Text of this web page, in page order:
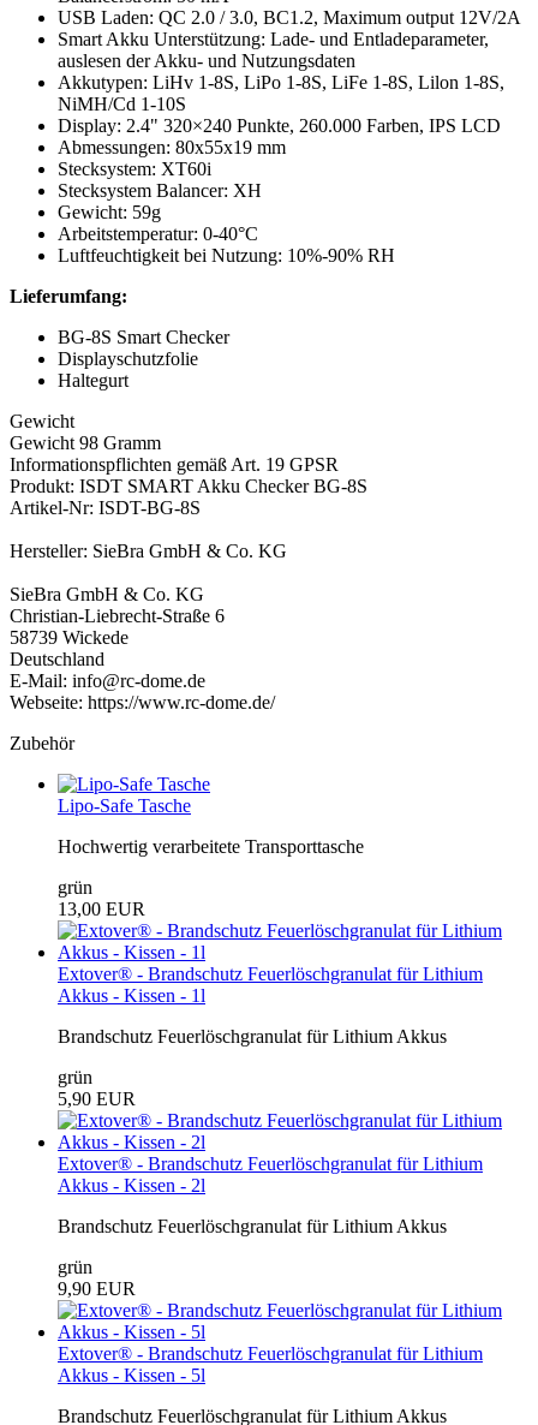
USB Laden: QC 2.0 / 3.0, BC1.2, Maximum output 12V/2A
Smart Akku Unterstützung: Lade- und Entladeparameter,
auslesen der Akku- und Nutzungsdaten
Akkutypen: LiHv 1-8S, LiPo 1-8S, LiFe 1-8S, Lilon 1-8S,
NiMH/Cd 1-10S
Display: 2.4" 320×240 Punkte, 260.000 Farben, IPS LCD
Abmessungen: 80x55x19 mm
Stecksystem: XT60i
Stecksystem Balancer: XH
Gewicht: 59g
Arbeitstemperatur: 0-40°C
Luftfeuchtigkeit bei Nutzung: 10%-90% RH
Lieferumfang:
BG-8S Smart Checker
Displayschutzfolie
Haltegurt
Gewicht
Gewicht 98 Gramm
Informationspflichten gemäß Art. 19 GPSR
Produkt: ISDT SMART Akku Checker BG-8S
Artikel-Nr: ISDT-BG-8S
Hersteller: SieBra GmbH & Co. KG
SieBra GmbH & Co. KG
Christian-Liebrecht-Straße 6
58739 Wickede
Deutschland
E-Mail: info@rc-dome.de
Webseite: https://www.rc-dome.de/
Zubehör
Lipo-Safe Tasche
Hochwertig verarbeitete Transporttasche
grün
13,00 EUR
Extover® - Brandschutz Feuerlöschgranulat für Lithium
Akkus - Kissen - 1l
Brandschutz Feuerlöschgranulat für Lithium Akkus
grün
5,90 EUR
Extover® - Brandschutz Feuerlöschgranulat für Lithium
Akkus - Kissen - 2l
Brandschutz Feuerlöschgranulat für Lithium Akkus
grün
9,90 EUR
Extover® - Brandschutz Feuerlöschgranulat für Lithium
Akkus - Kissen - 5l
Brandschutz Feuerlöschgranulat für Lithium Akkus